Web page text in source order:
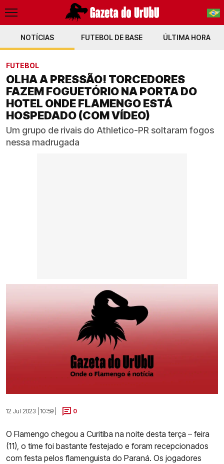
PT-BR
NOTÍCIAS FUTEBOL DE BASE ÚLTIMA HORA
FUTEBOL
OLHA A PRESSÃO! TORCEDORES
FAZEM FOGUETÓRIO NA PORTA DO
HOTEL ONDE FLAMENGO ESTÁ
HOSPEDADO (COM VÍDEO)
Um grupo de rivais do Athletico-PR soltaram fogos
nessa madrugada
12 Jul 2023 | 10:59 | 0
O Flamengo chegou a Curitiba na noite desta terça – feira
(11), o time foi bastante festejado e foram recepcionados
com festa pelos flamenguista do Paraná. Os jogadores